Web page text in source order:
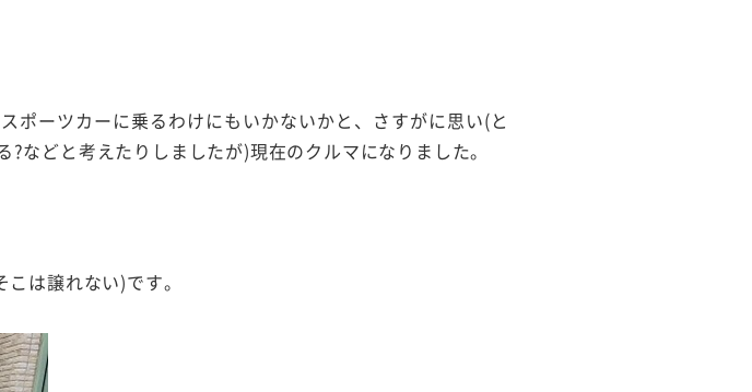
ポーツカーに乗るわけにもいかないかと、さすがに思い(と
などと考えたりしましたが)現在のクルマになりました。
は譲れない)です。